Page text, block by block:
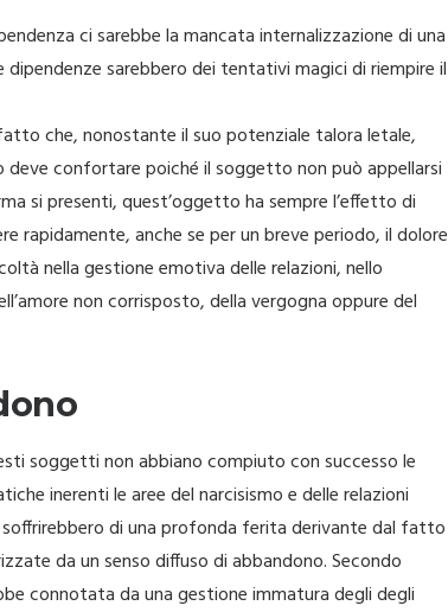
ci sarebbe la mancata internalizzazione di una
sarebbero dei tentativi magici di riempire il
che, nonostante il suo potenziale talora letale,
confortare poiché il soggetto non può appellarsi
si presenti, quest’oggetto ha sempre l’effetto di
rapidamente, anche se per un breve periodo, il dolore
nella gestione emotiva delle relazioni, nello
non corrisposto, della vergogna oppure del
soggetti non abbiano compiuto con successo le
inerenti le aree del narcisismo e delle relazioni
soffrirebbero di una profonda ferita derivante dal fatto
da un senso diffuso di abbandono. Secondo
connotata da una gestione immatura degli degli